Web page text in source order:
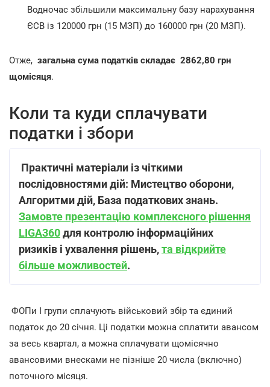
Водночас збільшили максимальну базу нарахування
ЄСВ із 120000 грн (15 МЗП) до 160000 грн (20 МЗП).
Отже, загальна сума податків складає 2862,80 грн
щомісяця.
Коли та куди сплачувати
податки і збори
Практичні матеріали із чіткими
послідовностями дій: Мистецтво оборони,
Алгоритми дій, База податкових знань.
Замовте презентацію комплексного рішення
LIGA360для контролю інформаційних
ризиків і ухвалення рішень,та відкрийте
більше можливостей.
ФОПи І групи сплачують військовий збір та єдиний
податок до 20 січня. Ці податки можна сплатити авансом
за весь квартал, а можна сплачувати щомісячно
авансовими внесками не пізніше 20 числа (включно)
поточного місяця.